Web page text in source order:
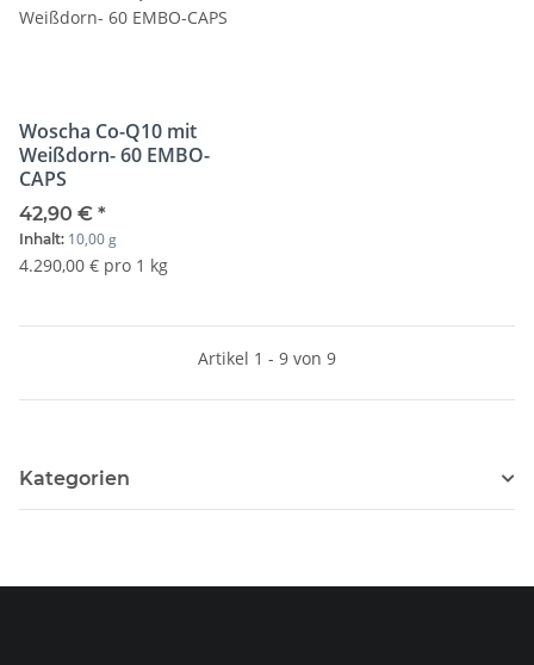
Woscha Co-Q10 mit
Weißdorn- 60 EMBO-
CAPS
42,90 € *
Inhalt: 10,00 g
4.290,00 € pro 1 kg
Artikel 1 - 9 von 9
Kategorien